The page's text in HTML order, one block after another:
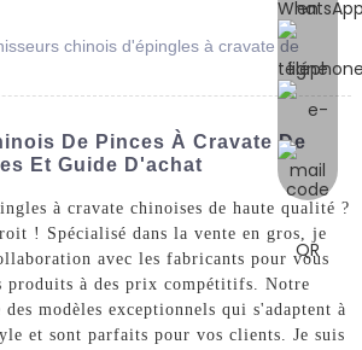
chinois d'épingles à cravate de
De Pinces À Cravate De
Et Guide D'achat
à cravate chinoises de haute qualité ?
! Spécialisé dans la vente en gros, je
avec les fabricants pour vous
produits à des prix compétitifs. Notre
des modèles exceptionnels qui s'adaptent à
et sont parfaits pour vos clients. Je suis